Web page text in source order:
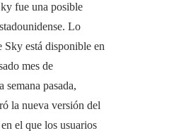
fue una posible
Lo
Sky está disponible en
mes de
semana pasada,
la nueva versión del
el que los usuarios